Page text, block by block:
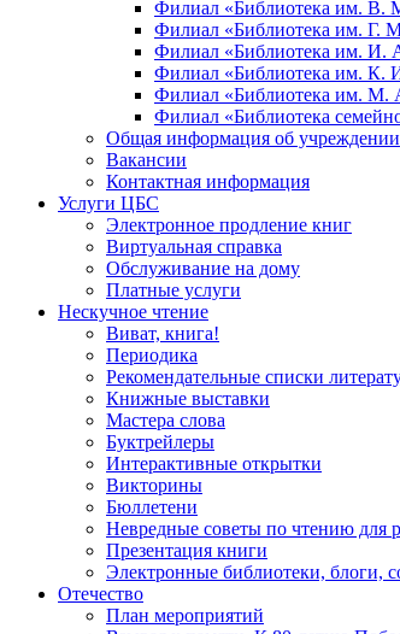
Филиал «Библиотека им.
Филиал «Библиотека им. Г.
Филиал «Библиотека им. И.
Филиал «Библиотека им. К.
Филиал «Библиотека им. М.
Филиал «Библиотека
Общая информация об учреждении
Вакансии
Контактная информация
Услуги ЦБС
Электронное продление книг
Виртуальная справка
Обслуживание на дому
Платные услуги
Нескучное чтение
Виват, книга!
Периодика
Рекомендательные списки
Книжные выставки
Мастера слова
Буктрейлеры
Интерактивные открытки
Викторины
Бюллетени
Невредные советы по чтению для
Презентация книги
Электронные библиотеки, блоги,
Отечество
План мероприятий